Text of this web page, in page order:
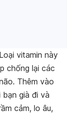
vitamin này
chống lại các
Thêm vào
già đi và
cảm, lo âu,